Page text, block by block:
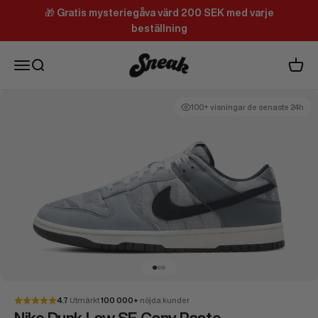
Hoppa till innehållet
🎁 Gratis mysteriegåva värd 200 SEK med varje
beställning
MenySök
Sneak
100+ visningar de senaste 24h
4.7 Utmärkt100 000+ nöjda kunder